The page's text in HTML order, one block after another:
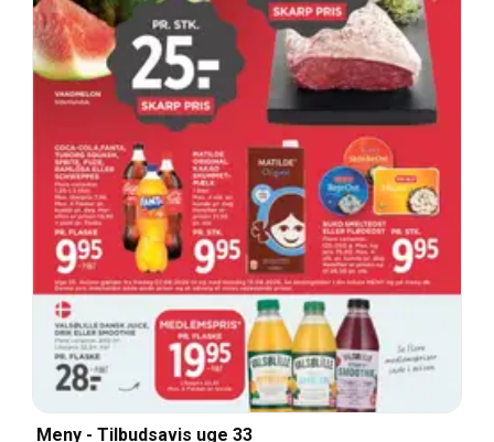
Meny - Tilbudsavis uge 33